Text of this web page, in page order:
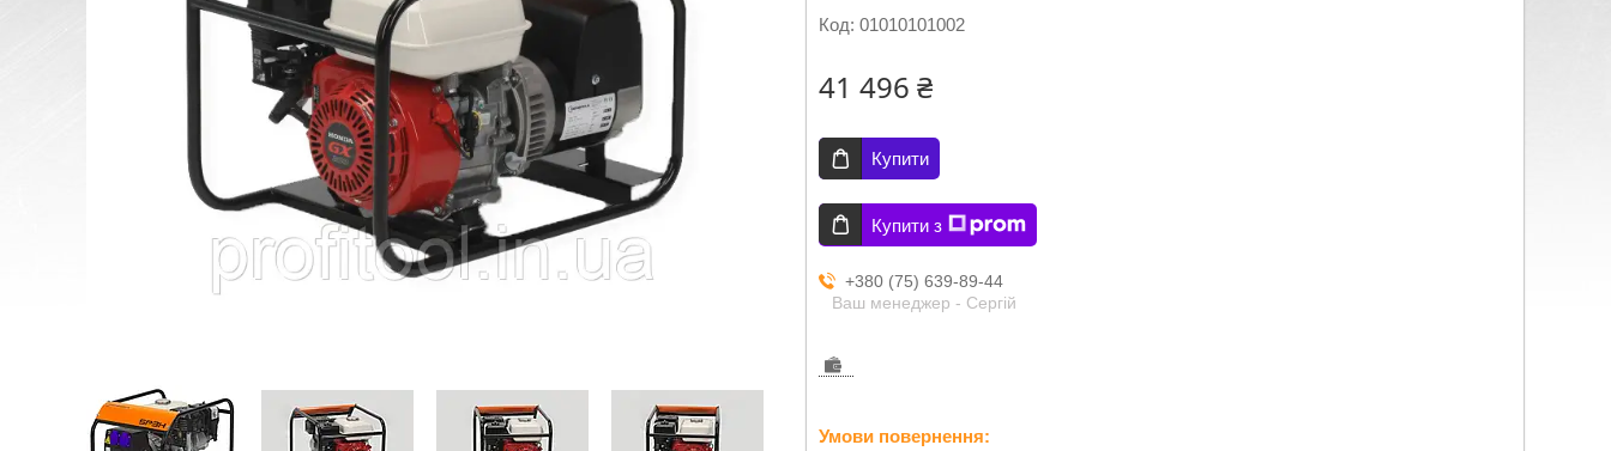
Код: 01010101002
41 496 ₴
Купити
Купити з
+380 (75) 639-89-44
Ваш менеджер - Сергій